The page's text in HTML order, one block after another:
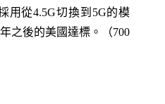
用從4.5G切換到5G的模
之後的美國達標。（700